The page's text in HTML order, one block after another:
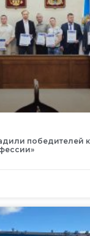
победителей